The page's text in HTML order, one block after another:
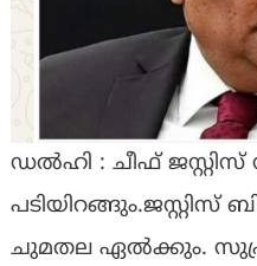
ഡൽഹി : ചീഫ്
ചുമതല ഏൽക്കും.